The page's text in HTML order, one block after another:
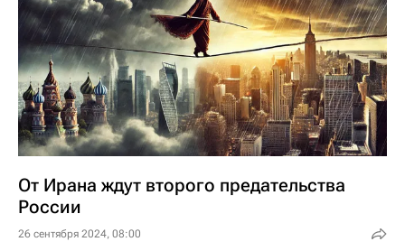
От Ирана ждут второго предательства
России
26 сентября 2024, 08:00